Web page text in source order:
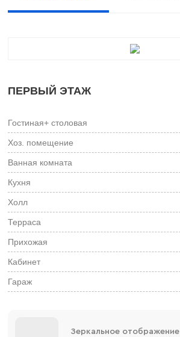
ПЕРВЫЙ ЭТАЖ
Гостиная+ столовая
Хоз. помещение
Ванная комната
Кухня
Холл
Терраса
Прихожая
Кабинет
Гараж
Зеркальное отображение